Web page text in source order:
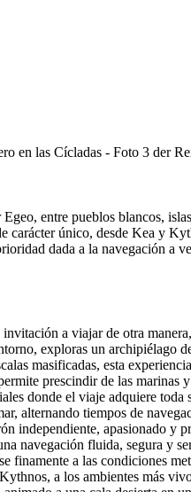
entre pueblos blancos,
único, desde Kea y
dada a la navegación a
a viajar de otra
exploras un
masificadas, esta
prescindir de las marinas
donde el viaje adquiere
alternando tiempos de
independiente, apasionado y
navegación fluida, segura y
finamente a las condiciones
a los ambientes más